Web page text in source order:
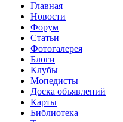
Главная
Новости
Форум
Статьи
Фотогалерея
Блоги
Клубы
Мопедисты
Доска объявлений
Карты
Библиотека